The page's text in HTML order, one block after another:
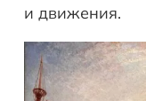
и движения.